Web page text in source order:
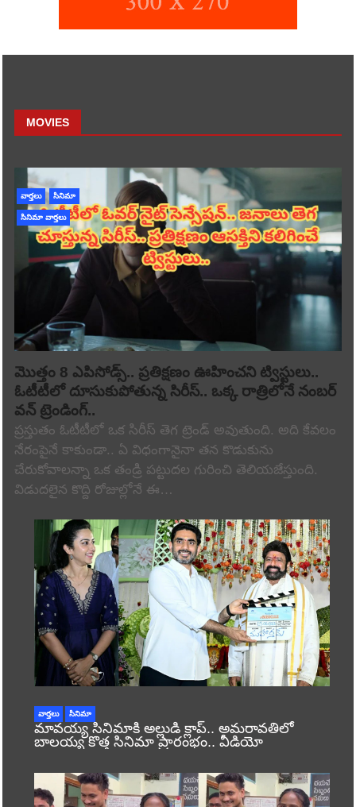
MOVIES
వార్తలు సినిమా
సినిమా వార్తలు
మొత్తం 8 ఎపిసోడ్స్.. ప్రతిక్షణం ఊహించని ట్విస్టులు..
ఓటీటీలో దూసుకుపోతున్న సిరీస్.. ఒక్క రాత్రిలోనే నంబర్
వన్ ట్రెండింగ్..
ప్రస్తుతం ఓటీటీలో ఒక సిరీస్ తెగ ట్రెండ్ అవుతుంది. అది కేవలం
నేరంపైనే కాకుండా.. ఏ విధంగానైనా తన కొడుకును
చేరుకోవాలన్నా ఒక తండ్రి పట్టుదల గురించి తెలియజేస్తుంది.
విడుదలైన కొద్ది రోజుల్లోనే ఈ…
వార్తలు సినిమా
మావయ్య సినిమాకి అల్లుడి క్లాప్.. అమరావతిలో
బాలయ్య కొత్త సినిమా ప్రారంభం.. వీడియో